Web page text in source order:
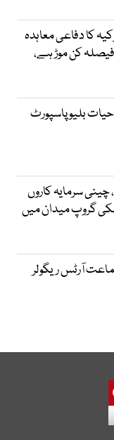
کا دفاعی معاہدہ
کن موڑ ہے،
بلیو پاسپورٹ
سرمایہ کاروں
آرٹس ریگولر